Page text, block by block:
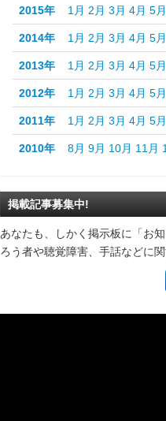
2015年 1月 2月 3月 4月 5月
2014年 1月 2月 3月 4月 5月
2013年 1月 2月 3月 4月 5月
2012年 1月 2月 3月 4月 5月
2011年 1月 2月 3月 4月 5月
2010年 8月 9月 10月 11月
掲載記事募集中!
あなたも、しかく掲示板に「お
ろう者や聴覚障害、手話などに